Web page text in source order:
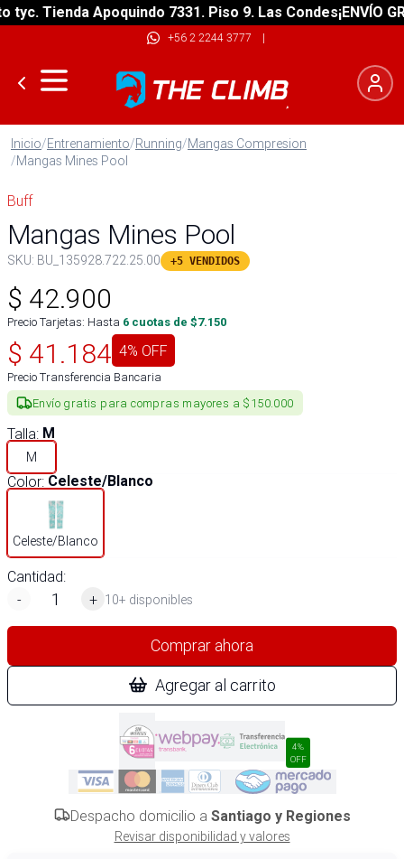
Tienda Apoquindo 7331. Piso 9. Las Condes¡ENVÍO
+56 2 2244 3777 |
Inicio/Entrenamiento/Running/Mangas Compresion
/Mangas Mines Pool
Buff
Mangas Mines Pool
SKU: BU_135928.722.25.00 +5 VENDIDOS
$ 42.900
Precio Tarjetas: Hasta 6 cuotas de $7.150
$ 41.184 4% OFF
Precio Transferencia Bancaria
Envío gratis para compras mayores a $150.000
Talla: M
M
Color: Celeste/Blanco
Celeste/Blanco
Cantidad:
-
+ 10+ disponibles
Comprar ahora
Agregar al carrito
4%
OFF
Despacho domicilio a Santiago y Regiones
Revisar disponibilidad y valores